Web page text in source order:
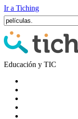
Ir a Tiching
Educación y TIC